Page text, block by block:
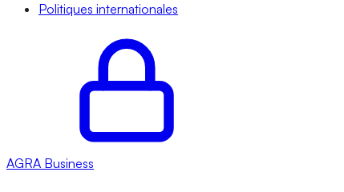
Politiques internationales
AGRA Business